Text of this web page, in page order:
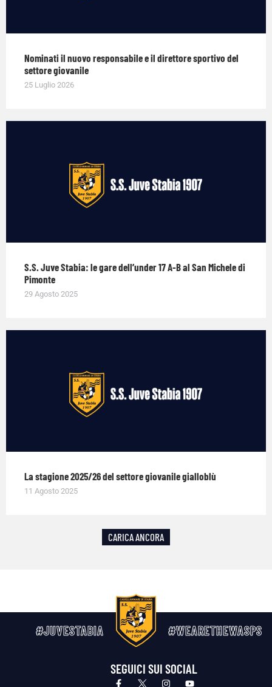
Nominati il nuovo responsabile e il direttore sportivo del
settore giovanile
25 Luglio 2026
S.S. Juve Stabia: le gare dell’under 17 A-B al San Michele di
Pimonte
29 Agosto 2025
La stagione 2025/26 del settore giovanile gialloblù
11 Agosto 2025
CARICA ANCORA
#JUVESTABIA #WEARETHEWASPS
SEGUICI SUI SOCIAL